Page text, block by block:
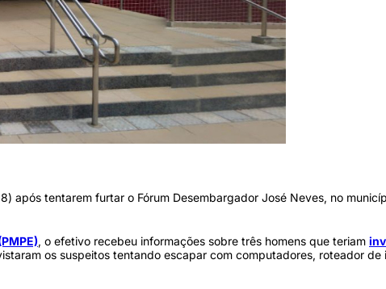
após tentarem furtar o Fórum Desembargador José Neves, no
, o efetivo recebeu informações sobre três homens que teriam
os suspeitos tentando escapar com computadores, roteador de